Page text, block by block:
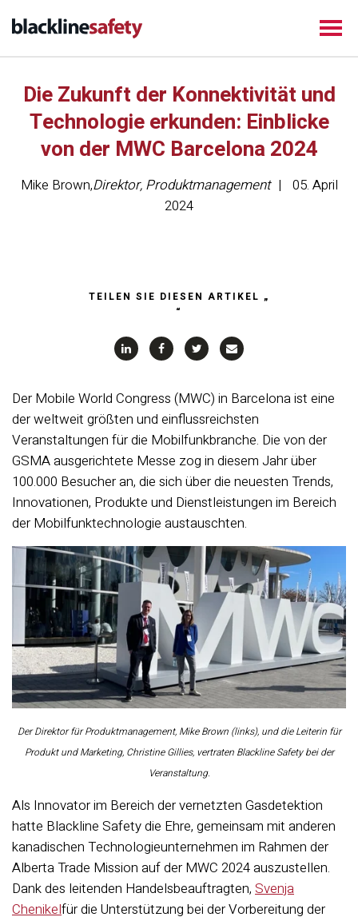
Die Zukunft der Konnektivität und
Technologie erkunden: Einblicke
von der MWC Barcelona 2024
Mike Brown,Direktor, Produktmanagement
05. April
2024
TEILEN SIE DIESEN ARTIKEL „
“
Der Mobile World Congress (MWC) in Barcelona ist eine
der weltweit größten und einflussreichsten
Veranstaltungen für die Mobilfunkbranche. Die von der
GSMA ausgerichtete Messe zog in diesem Jahr über
100.000 Besucher an, die sich über die neuesten Trends,
Innovationen, Produkte und Dienstleistungen im Bereich
der Mobilfunktechnologie austauschten.
Der Direktor für Produktmanagement, Mike Brown (links), und die Leiterin für
Produkt und Marketing, Christine Gillies, vertraten Blackline Safety bei der
Veranstaltung.
Als Innovator im Bereich der vernetzten Gasdetektion
hatte Blackline Safety die Ehre, gemeinsam mit anderen
kanadischen Technologieunternehmen im Rahmen der
Alberta Trade Mission auf der MWC 2024 auszustellen.
Dank des leitenden Handelsbeauftragten, Svenja
Chenikelfür die Unterstützung bei der Vorbereitung der